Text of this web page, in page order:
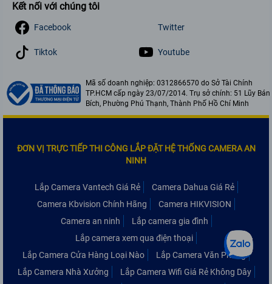
Kết nối với chúng tôi
Facebook Twitter
Tiktok Youtube
Mã số doanh nghiệp: 0312866570 do Sở Tài Chính
TP.HCM cấp ngày 23/07/2014. Trụ sở chính: 51 Lũy Bán
Bích, Phường Phú Thạnh, Thành Phố Hồ Chí Minh
ĐƠN VỊ TRỰC TIẾP THI CÔNG LẮP ĐẶT HỆ THỐNG CAMERA AN
NINH
Lắp Camera Vantech Giá Rẻ
Camera Dahua Giá Rẻ
Camera Kbvision Chính Hãng
Camera HIKVISION
Camera an ninh
Lắp camera gia đình
Lắp camera xem qua điện thoại
Lắp Camera Cửa Hàng Loại Nào
Lắp Camera Văn Phòng
Lắp Camera Nhà Xưởng
Lắp Camera Wifi Giá Rẻ Không Dây